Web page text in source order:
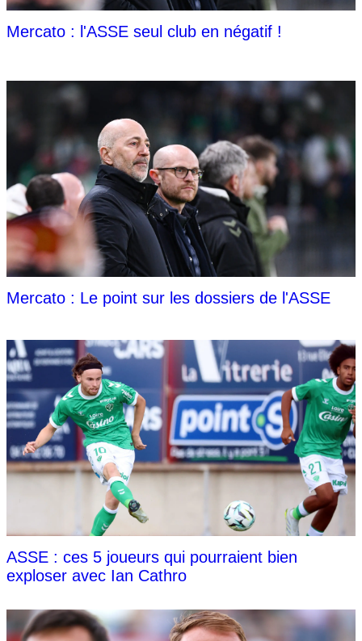
Mercato : l'ASSE seul club en négatif !
Mercato : Le point sur les dossiers de l'ASSE
ASSE : ces 5 joueurs qui pourraient bien
exploser avec Ian Cathro